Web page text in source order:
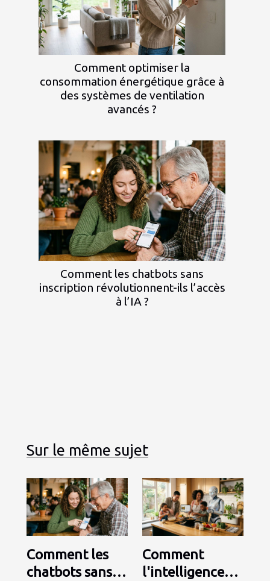
Comment optimiser la
consommation énergétique grâce à
des systèmes de ventilation
avancés ?
Comment les chatbots sans
inscription révolutionnent-ils l’accès
à l’IA ?
Sur le même sujet
Comment les
chatbots sans
Comment
l'intelligence